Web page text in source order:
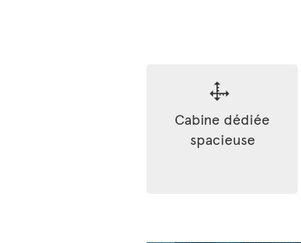
Cabine dédiée
spacieuse